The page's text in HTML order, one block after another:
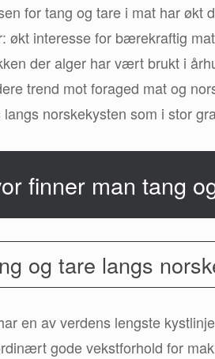
for tang og tare i mat har økt
økt interesse for bærekraftig
der alger har vært brukt i
trend mot foraged mat og
langs norskekysten som i stor
finner man tang
og tare langs
en av verdens lengste
gode vekstforhold for